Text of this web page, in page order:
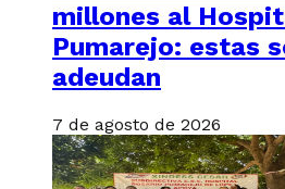
millones al
Pumarejo: estas
adeudan
7 de agosto de 2026